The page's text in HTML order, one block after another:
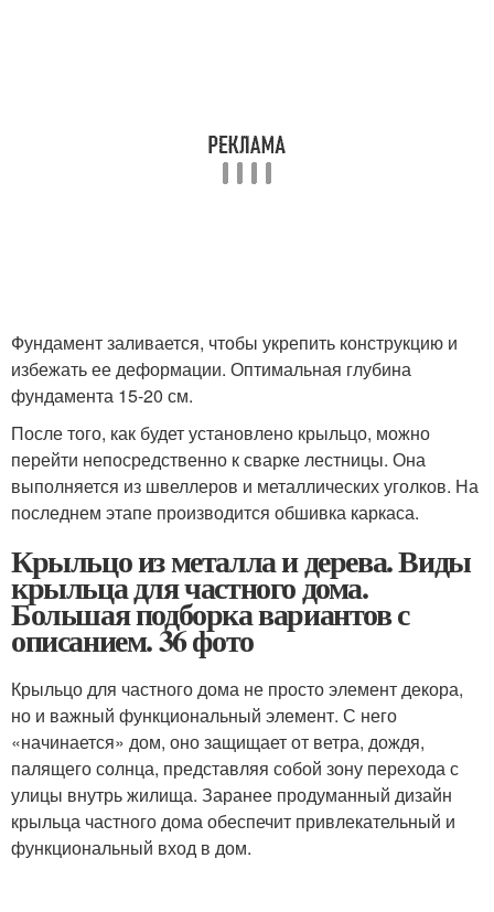
Фундамент заливается, чтобы укрепить конструкцию и
избежать ее деформации. Оптимальная глубина
фундамента 15-20 см.
После того, как будет установлено крыльцо, можно
перейти непосредственно к сварке лестницы. Она
выполняется из швеллеров и металлических уголков. На
последнем этапе производится обшивка каркаса.
Крыльцо из металла и дерева. Виды
крыльца для частного дома.
Большая подборка вариантов с
описанием. 36 фото
Крыльцо для частного дома не просто элемент декора,
но и важный функциональный элемент. С него
«начинается» дом, оно защищает от ветра, дождя,
палящего солнца, представляя собой зону перехода с
улицы внутрь жилища. Заранее продуманный дизайн
крыльца частного дома обеспечит привлекательный и
функциональный вход в дом.